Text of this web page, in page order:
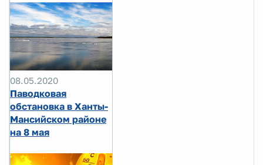
08.05.2020
Паводковая
обстановка в Ханты-
Мансийском районе
на 8 мая